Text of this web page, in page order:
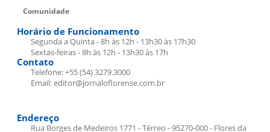
Comunidade
Horário de Funcionamento
Segunda a Quinta - 8h às 12h - 13h30 às 17h30
Sextas-feiras - 8h às 12h - 13h30 às 17h
Contato
Telefone: +55 (54) 3279.3000
Email: editor@jornaloflorense.com.br
Endereço
Rua Borges de Medeiros 1771 - Térreo - 95270-000 - Flores da